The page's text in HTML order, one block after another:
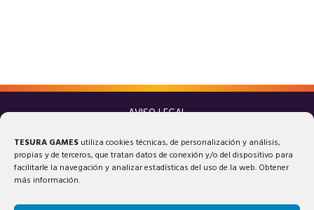
TESURA GAMES utiliza cookies técnicas, de personalización y análisis,
propias y de terceros, que tratan datos de conexión y/o del dispositivo para
facilitarle la navegación y analizar estadísticas del uso de la web. Obtener
más información.
AVISO LEGAL
POLÍTICA DE COOKIES